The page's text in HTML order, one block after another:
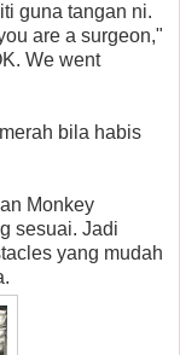
guna tangan ni.
are a surgeon,"
We went
bila habis
Monkey
sesuai. Jadi
yang mudah